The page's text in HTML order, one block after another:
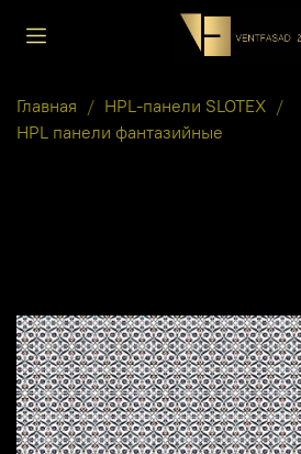
Главная
HPL-панели SLOTEX
HPL панели фантазийные